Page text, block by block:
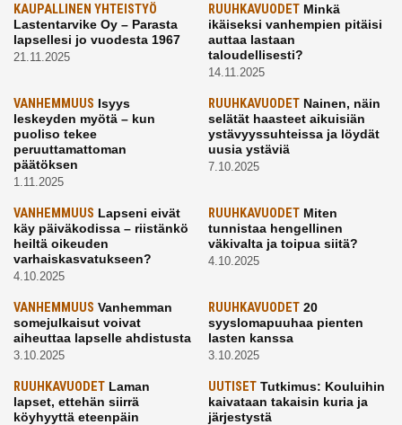
KAUPALLINEN YHTEISTYÖ
Lastentarvike Oy – Parasta
lapsellesi jo vuodesta 1967
21.11.2025
RUUHKAVUODETMinkä
ikäiseksi vanhempien pitäisi
auttaa lastaan
taloudellisesti?
14.11.2025
VANHEMMUUS Isyys
leskeyden myötä – kun
puoliso tekee
peruuttamattoman
päätöksen
1.11.2025
RUUHKAVUODETNainen, näin
selätät haasteet aikuisiän
ystävyyssuhteissa ja löydät
uusia ystäviä
7.10.2025
VANHEMMUUS Lapseni eivät
käy päiväkodissa – riistänkö
heiltä oikeuden
varhaiskasvatukseen?
4.10.2025
RUUHKAVUODETMiten
tunnistaa hengellinen
väkivalta ja toipua siitä?
4.10.2025
VANHEMMUUS Vanhemman
somejulkaisut voivat
aiheuttaa lapselle ahdistusta
3.10.2025
RUUHKAVUODET20
syyslomapuuhaa pienten
lasten kanssa
3.10.2025
RUUHKAVUODET Laman
lapset, ettehän siirrä
köyhyyttä eteenpäin
UUTISETTutkimus: Kouluihin
kaivataan takaisin kuria ja
järjestystä